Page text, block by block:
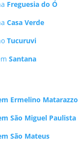
Freguesia do Ó
Casa Verde
Tucuruvi
Santana
Ermelino Matarazzo
São Miguel Paulista
São Mateus